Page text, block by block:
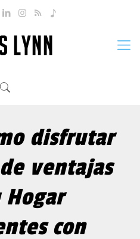
disfrutar
ventajas
con